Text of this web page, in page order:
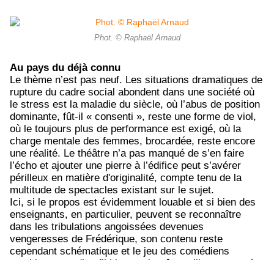
Phot. © Raphaël Arnaud
Au pays du déjà connu
Le thème n’est pas neuf. Les situations dramatiques de
rupture du cadre social abondent dans une société où
le stress est la maladie du siècle, où l’abus de position
dominante, fût-il « consenti », reste une forme de viol,
où le toujours plus de performance est exigé, où la
charge mentale des femmes, brocardée, reste encore
une réalité. Le théâtre n’a pas manqué de s’en faire
l’écho et ajouter une pierre à l’édifice peut s’avérer
périlleux en matière d'originalité, compte tenu de la
multitude de spectacles existant sur le sujet.
Ici, si le propos est évidemment louable et si bien des
enseignants, en particulier, peuvent se reconnaître
dans les tribulations angoissées devenues
vengeresses de Frédérique, son contenu reste
cependant schématique et le jeu des comédiens